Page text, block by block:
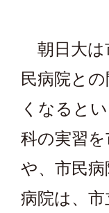
朝日大は
民病院と
くなると
科の実習
や、市民
病院は、